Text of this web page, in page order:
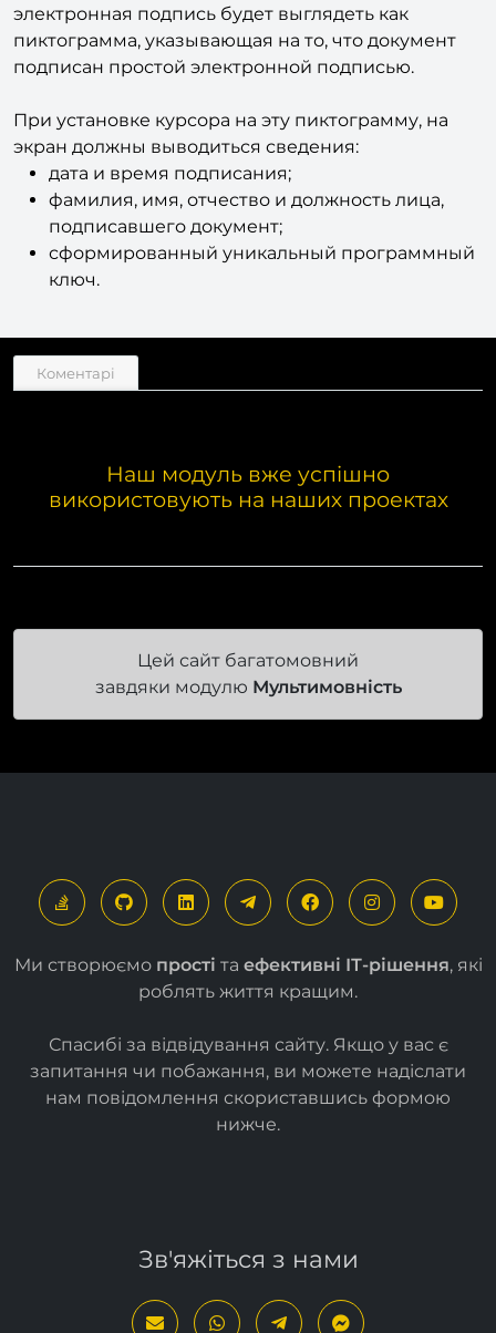
электронная подпись будет выглядеть как
пиктограмма, указывающая на то, что документ
подписан простой электронной подписью.
При установке курсора на эту пиктограмму, на
экран должны выводиться сведения:
дата и время подписания;
фамилия, имя, отчество и должность лица,
подписавшего документ;
сформированный уникальный программный
ключ.
Коментарі
Наш модуль вже успішно
використовують на наших проектах
Цей сайт багатомовний
завдяки модулю Мультимовність
Ми створюємо прості та ефективні ІТ-рішення, які
роблять життя кращим.
Спасибі за відвідування сайту. Якщо у вас є
запитання чи побажання, ви можете надіслати
нам повідомлення скориставшись формою
нижче.
Зв'яжіться з нами